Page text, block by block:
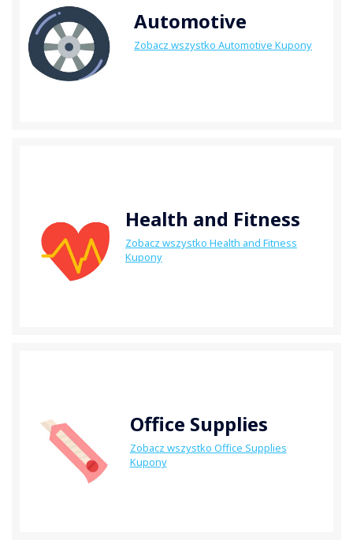
Automotive
Zobacz wszystko Automotive Kupony
Health and Fitness
Zobacz wszystko Health and Fitness
Kupony
Office Supplies
Zobacz wszystko Office Supplies
Kupony